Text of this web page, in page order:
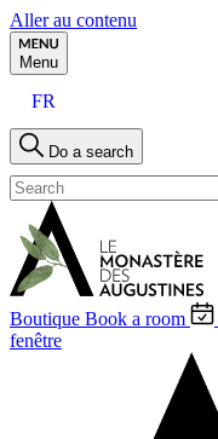
Aller au contenu
Menu
FR
Do a search
Boutique Book a room
fenêtre